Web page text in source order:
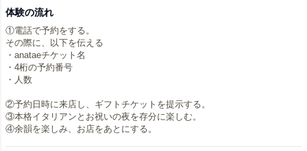
体験の流れ
①電話で予約をする。
その際に、以下を伝える
・anataeチケット名
・4桁の予約番号
・人数
②予約日時に来店し、ギフトチケットを提示する。
③本格イタリアンとお祝いの夜を存分に楽しむ。
④余韻を楽しみ、お店をあとにする。